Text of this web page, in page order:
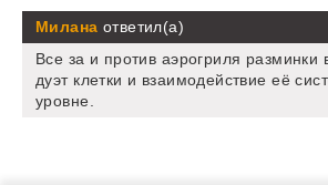
Милана ответил(а)
Все за и против аэрогриля
дуэт клетки и взаимодействие её
уровне.